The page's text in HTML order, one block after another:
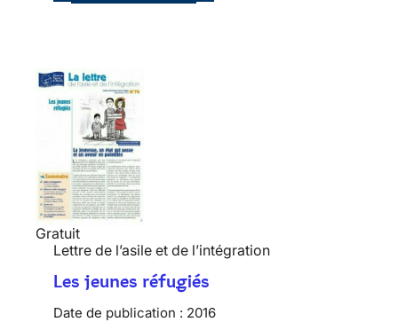
Gratuit
Lettre de l’asile et de l’intégration
Les jeunes réfugiés
Date de publication : 2016